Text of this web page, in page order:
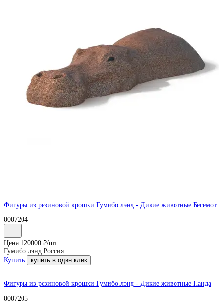
Фигуры из резиновой крошки Гумибо.лэнд - Дикие животные Бегемот
0007204
Цена 120000 ₽/шт.
Гумибо.лэнд Россия
Купить
купить в один клик
Фигуры из резиновой крошки Гумибо.лэнд - Дикие животные Панда
0007205